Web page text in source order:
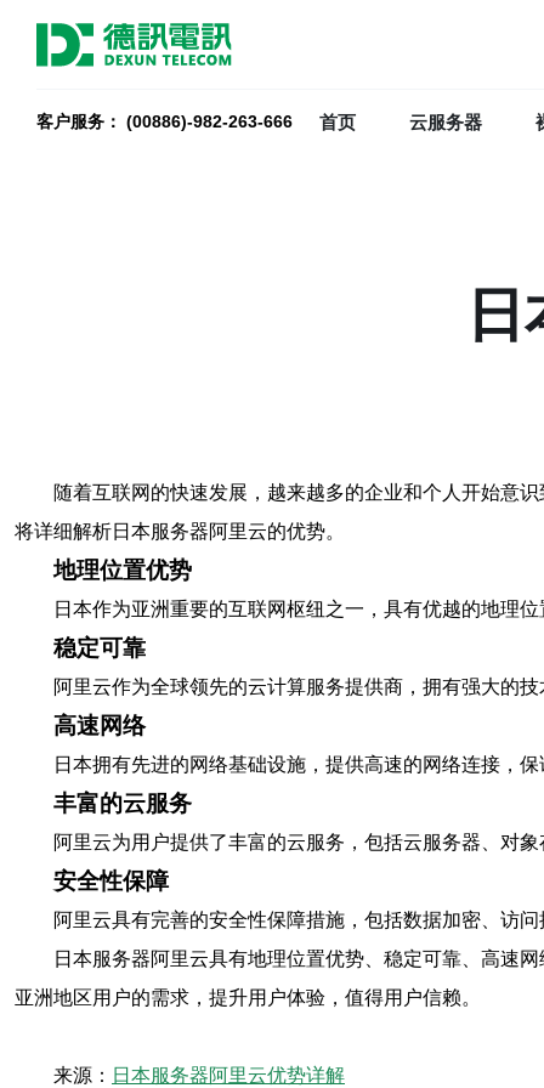
客户服务： (00886)-982-263-666 首页 云服务器
随着互联网的快速发展，越来越多的企业和个人开始意
将详细解析日本服务器阿里云的优势。
地理位置优势
日本作为亚洲重要的互联网枢纽之一，具有优越的地理
稳定可靠
阿里云作为全球领先的云计算服务提供商，拥有强大的
高速网络
日本拥有先进的网络基础设施，提供高速的网络连接，
丰富的云服务
阿里云为用户提供了丰富的云服务，包括云服务器、对
安全性保障
阿里云具有完善的安全性保障措施，包括数据加密、访
日本服务器阿里云具有地理位置优势、稳定可靠、高速
亚洲地区用户的需求，提升用户体验，值得用户信赖。
来源： 日本服务器阿里云优势详解